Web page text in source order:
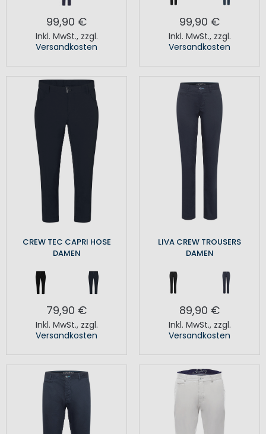
99,90 €
Inkl. MwSt., zzgl.
Versandkosten
99,90 €
Inkl. MwSt., zzgl.
Versandkosten
CREW TEC CAPRI HOSE
DAMEN
79,90 €
Inkl. MwSt., zzgl.
Versandkosten
LIVA CREW TROUSERS
DAMEN
89,90 €
Inkl. MwSt., zzgl.
Versandkosten